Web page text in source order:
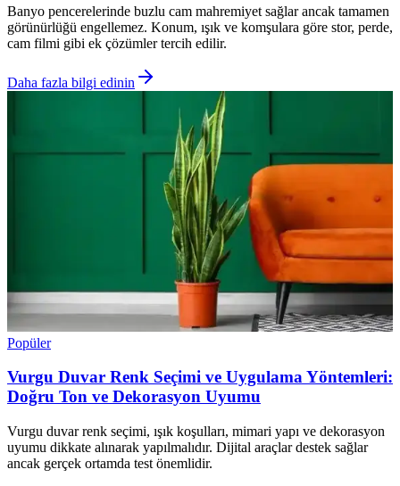
Banyo pencerelerinde buzlu cam mahremiyet sağlar ancak tamamen
görünürlüğü engellemez. Konum, ışık ve komşulara göre stor, perde,
cam filmi gibi ek çözümler tercih edilir.
Daha fazla bilgi edinin
Popüler
Vurgu Duvar Renk Seçimi ve Uygulama Yöntemleri:
Doğru Ton ve Dekorasyon Uyumu
Vurgu duvar renk seçimi, ışık koşulları, mimari yapı ve dekorasyon
uyumu dikkate alınarak yapılmalıdır. Dijital araçlar destek sağlar
ancak gerçek ortamda test önemlidir.